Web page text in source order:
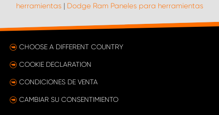
herramientas | Dodge Ram Paneles para herramientas
CHOOSE A DIFFERENT COUNTRY
COOKIE DECLARATION
CONDICIONES DE VENTA
CAMBIAR SU CONSENTIMIENTO